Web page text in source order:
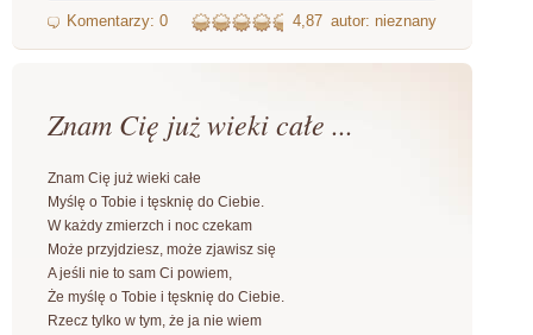
4,87 autor: nieznany
Znam Cię już wieki całe ...
Znam Cię już wieki całe
Myślę o Tobie i tęsknię do Ciebie.
W każdy zmierzch i noc czekam
Może przyjdziesz, może zjawisz się
A jeśli nie to sam Ci powiem,
Że myślę o Tobie i tęsknię do Ciebie.
Rzecz tylko w tym, że ja nie wiem